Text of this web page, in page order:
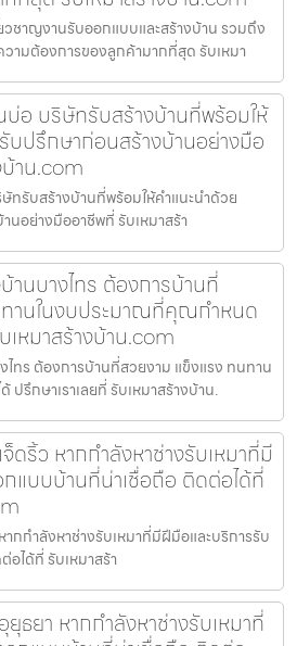
ชาญงานรับออกแบบและสร้างบ้าน รวมถึง
ามต้องการของลูกค้ามากที่สุด รับเหมา
บ่อ บริษัทรับสร้างบ้านที่พร้อมให้
บปรึกษาก่อนสร้างบ้านอย่างมือ
าน.com
ทรับสร้างบ้านที่พร้อมให้คำแนะนำด้วย
นอย่างมืออาชีพที่ รับเหมาสร้า
านบางไทร ต้องการบ้านที่
ทานในงบประมาณที่คุณกำหนด
เหมาสร้างบ้าน.com
ไทร ต้องการบ้านที่สวยงาม แข็งแรง ทนทาน
รึกษาเราเลยที่ รับเหมาสร้างบ้าน.
ดริ้ว หากกำลังหาช่างรับเหมาที่มี
แบบบ้านที่น่าเชื่อถือ ติดต่อได้ที่
ากกำลังหาช่างรับเหมาที่มีฝีมือและบริการรับ
ได้ที่ รับเหมาสร้า
ธยา หากกำลังหาช่างรับเหมาที่